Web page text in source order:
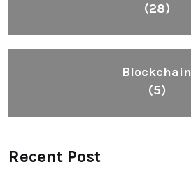
(28)
Blockchain
(5)
Recent Post